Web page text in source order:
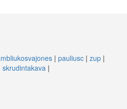
| pauliusc | zup |
skrudintakava |